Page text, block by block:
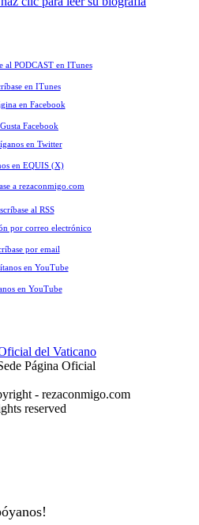
en ITunes
Facebook
en EQUIS (X)
al RSS
por email
en YouTube
Página Oficial
- rezaconmigo.com
reserved